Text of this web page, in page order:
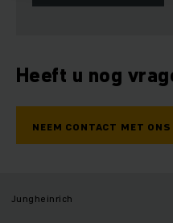
Heeft u nog
NEEM CONTACT MET ONS
Jungheinrich